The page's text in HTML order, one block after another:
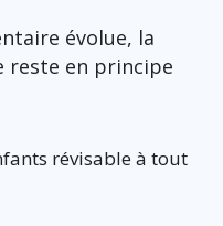
évolue, la
reste en principe
révisable à tout